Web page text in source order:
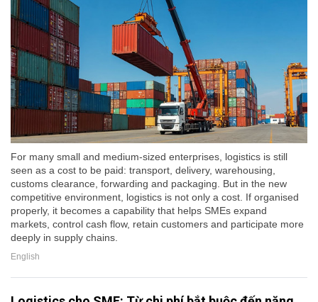
For many small and medium-sized enterprises, logistics is still
seen as a cost to be paid: transport, delivery, warehousing,
customs clearance, forwarding and packaging. But in the new
competitive environment, logistics is not only a cost. If organised
properly, it becomes a capability that helps SMEs expand
markets, control cash flow, retain customers and participate more
deeply in supply chains.
English